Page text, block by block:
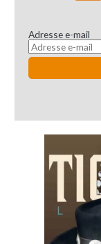
Adresse e-mail